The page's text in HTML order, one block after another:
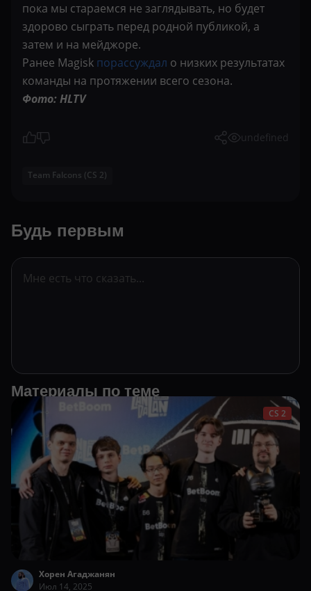
пока мы стараемся не заглядывать, но будет
здорово сыграть перед родной публикой, а
затем и на мейджоре.
Ранее Magisk порассуждал о низких результатах
команды на протяжении всего сезона.
Фото: HLTV
undefined
Team Falcons (CS 2)
Будь первым
Материалы по теме
CS 2
Хорен Агаджанян
Июл 14, 2025